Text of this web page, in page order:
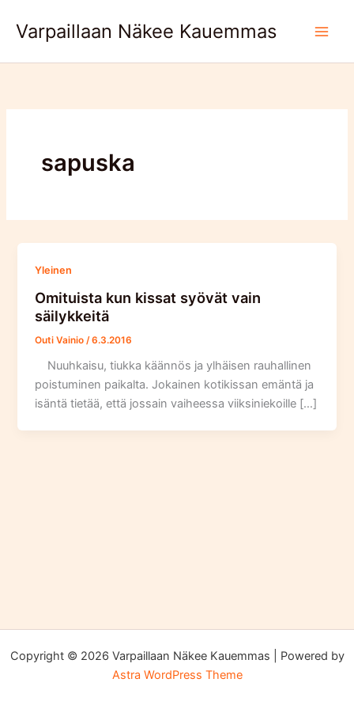
Varpaillaan Näkee Kauemmas
sapuska
Yleinen
Omituista kun kissat syövät vain
säilykkeitä
Outi Vainio /6.3.2016
Nuuhkaisu, tiukka käännös ja ylhäisen rauhallinen
poistuminen paikalta. Jokainen kotikissan emäntä ja
isäntä tietää, että jossain vaiheessa viiksiniekoille […]
Copyright © 2026 Varpaillaan Näkee Kauemmas | Powered by
Astra WordPress Theme